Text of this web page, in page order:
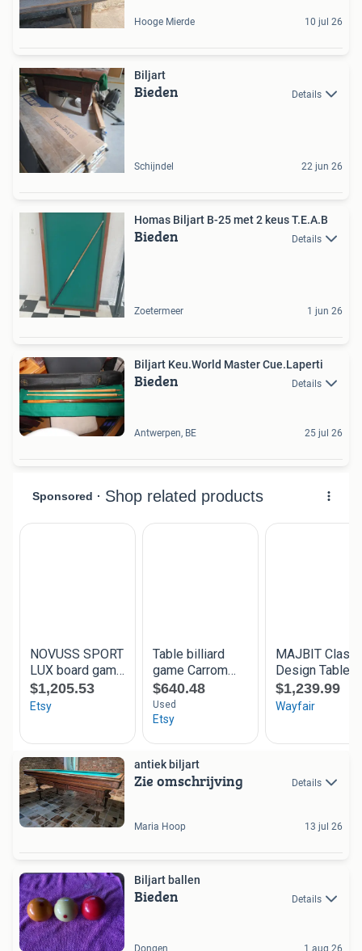
Hooge Mierde 10 jul 26
Biljart
Bieden Details
Schijndel 22 jun 26
Homas Biljart B-25 met 2 keus T.E.A.B
Bieden Details
Zoetermeer 1 jun 26
Biljart Keu.World Master Cue.Laperti
Bieden Details
Antwerpen, BE 25 jul 26
antiek biljart
Zie omschrijving Details
Maria Hoop 13 jul 26
Biljart ballen
Bieden Details
Dongen 1 aug 26